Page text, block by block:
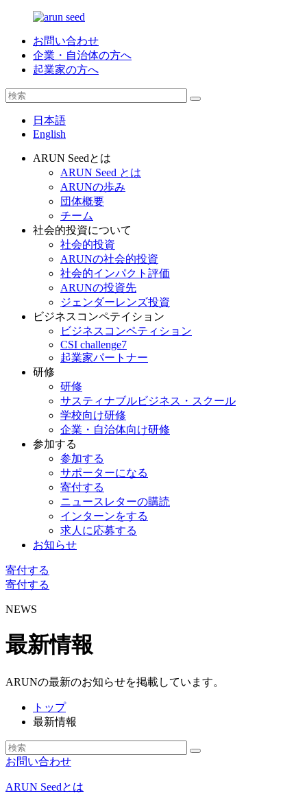
お問い合わせ
企業・自治体の方へ
起業家の方へ
日本語
English
ARUN Seedとは
ARUN Seed とは
ARUNの歩み
団体概要
チーム
社会的投資について
社会的投資
ARUNの社会的投資
社会的インパクト評価
ARUNの投資先
ジェンダーレンズ投資
ビジネスコンペテイション
ビジネスコンペティション
CSI challenge7
起業家パートナー
研修
研修
サスティナブルビジネス・スクール
学校向け研修
企業・自治体向け研修
参加する
参加する
サポーターになる
寄付する
ニュースレターの購読
インターンをする
求人に応募する
お知らせ
寄付する
寄付する
NEWS
最新情報
ARUNの最新のお知らせを掲載しています。
トップ
最新情報
お問い合わせ
ARUN Seedとは